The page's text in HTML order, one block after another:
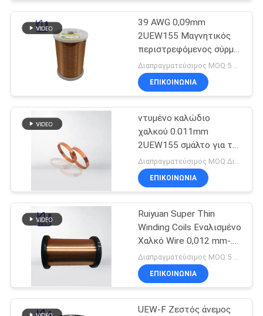
ΖΗΤΉΣΤΕ
ΈΝΑ
ΑΠΌΣΠΑΣΜΑ
SITEMAP
PRIVACY
POLICY
σμαλτωμένο
πρόστιμο καλώδιο
χαλκού
Καλώδιο Litz Ustc
520
Καλώδιο FIW
67
39 AWG 0,09mm
2UEW155 Μαγνητικός
περιστρεφόμενος σύρμα
σμάλτου Απομονωμένος
αγωγός χαλκού
Διαπραγματεύσιμος MOQ:5 κιλά
ΕΠΙΚΟΙΝΩΝΙΑ
ντυμένο καλώδιο
χαλκού 0.011mm
2UEW155 σμάλτο για το
τύλιγμα μηχανών
ΕΠΙΚΟΙΝΩΝΙΑ
Ruiyuan Super Thin
Winding Coils Εναλισμένο
Χαλκό Wire 0,012 mm-
0,08 mm
ΕΠΙΚΟΙΝΩΝΙΑ
UEW-F Ζεστός άνεμος